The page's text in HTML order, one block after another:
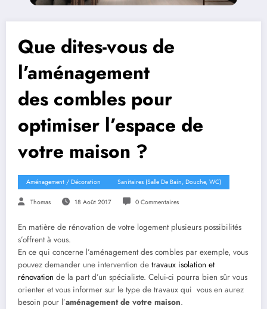
Que dites-vous de
l’aménagement
des combles pour
optimiser l’espace de
votre maison ?
Aménagement / Décoration Sanitaires (salle De Bain, Douche, WC)
Thomas 18 Août 2017 0 Commentaires
En matière de rénovation de votre logement plusieurs possibilités
s’offrent à vous.
En ce qui concerne l’aménagement des combles par exemple, vous
pouvez demander une intervention de travaux isolation et
rénovation de la part d’un spécialiste. Celui-ci pourra bien sûr vous
orienter et vous informer sur le type de travaux qui vous en aurez
besoin pour l’aménagement de votre maison.